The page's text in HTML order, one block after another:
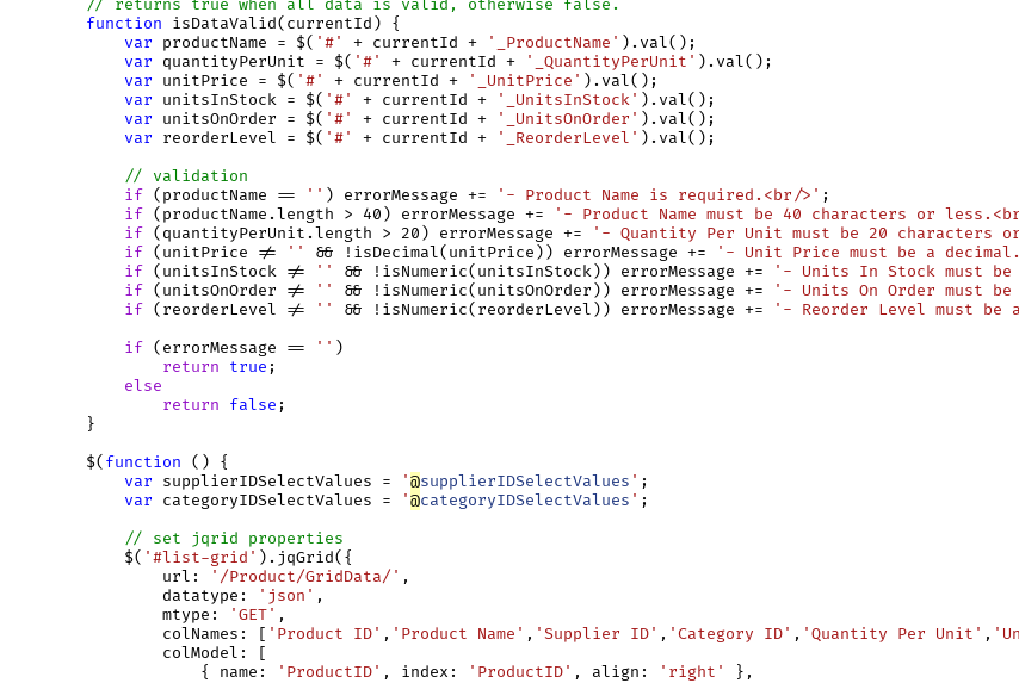
function isDataValid(currentId) {
var productName = $( '#' + currentId + '_ProductName' ).val();
var quantityPerUnit = $( '#' + currentId + '_QuantityPerUnit' ).val();
var unitPrice = $( '#' + currentId + '_UnitPrice' ).val();
var unitsInStock = $( '#' + currentId + '_UnitsInStock' ).val();
var unitsOnOrder = $( '#' + currentId + '_UnitsOnOrder' ).val();
var reorderLevel = $( '#' + currentId + '_ReorderLevel' ).val();
// validation
if (productName == '' ) errorMessage += '- Product Name is required.<br/>' ;
if (productName.length > 40) errorMessage += '- Product Name must be 40 characters or
if (quantityPerUnit.length > 20) errorMessage += '- Quantity Per Unit must be 20 characters
if (unitPrice != '' && !isDecimal(unitPrice)) errorMessage += '- Unit Price must be a
if (unitsInStock != '' && !isNumeric(unitsInStock)) errorMessage += '- Units In Stock must
if (unitsOnOrder != '' && !isNumeric(unitsOnOrder)) errorMessage += '- Units On Order must
if (reorderLevel != '' && !isNumeric(reorderLevel)) errorMessage += '- Reorder Level must be
if (errorMessage == '' )
return
true ;
else
return
false ;
}
$( function () {
var supplierIDSelectValues = '@supplierIDSelectValues ' ;
var categoryIDSelectValues = '@categoryIDSelectValues ' ;
// set jqrid properties
$( '#list-grid' ).jqGrid({
url:
'/Product/GridData/' ,
datatype:
'json' ,
mtype:
'GET' ,
colNames: [ 'Product ID' , 'Product Name' , 'Supplier ID' , 'Category ID' , 'Quantity Per Unit' ,
colModel: [
{ name:
'ProductID' , index: 'ProductID' , align: 'right'
},